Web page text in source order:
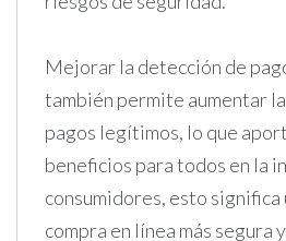
Mejorar la detección de
también permite aumentar
pagos legítimos, lo que
beneficios para todos en la
consumidores, esto significa
compra en línea más segura